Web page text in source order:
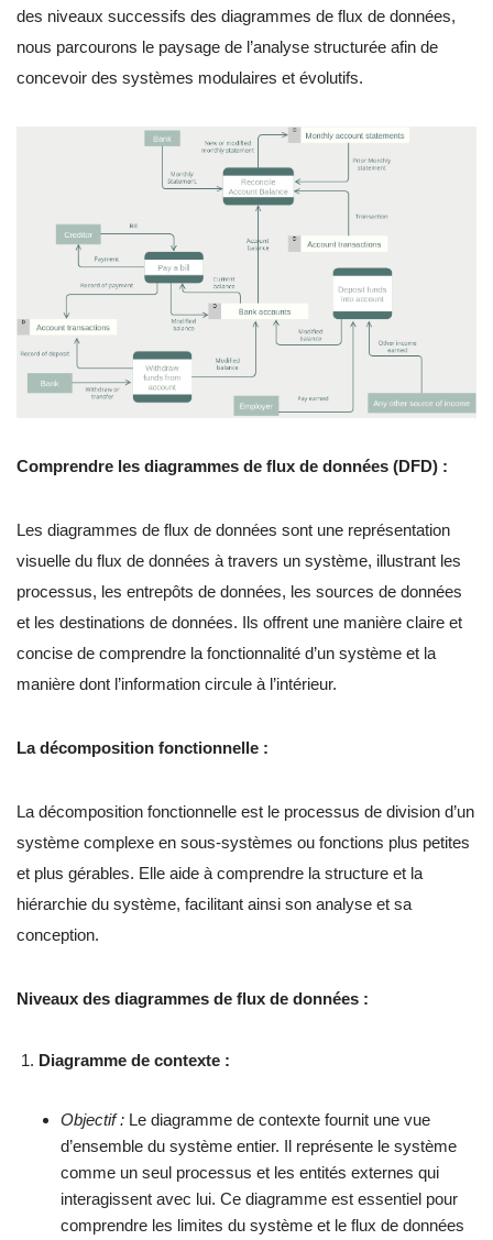
des niveaux successifs des diagrammes de flux de données,
nous parcourons le paysage de l’analyse structurée afin de
concevoir des systèmes modulaires et évolutifs.
Comprendre les diagrammes de flux de données (DFD) :
Les diagrammes de flux de données sont une représentation
visuelle du flux de données à travers un système, illustrant les
processus, les entrepôts de données, les sources de données
et les destinations de données. Ils offrent une manière claire et
concise de comprendre la fonctionnalité d’un système et la
manière dont l’information circule à l’intérieur.
La décomposition fonctionnelle :
La décomposition fonctionnelle est le processus de division d’un
système complexe en sous-systèmes ou fonctions plus petites
et plus gérables. Elle aide à comprendre la structure et la
hiérarchie du système, facilitant ainsi son analyse et sa
conception.
Niveaux des diagrammes de flux de données :
Diagramme de contexte :
Objectif : Le diagramme de contexte fournit une vue
d’ensemble du système entier. Il représente le système
comme un seul processus et les entités externes qui
interagissent avec lui. Ce diagramme est essentiel pour
comprendre les limites du système et le flux de données